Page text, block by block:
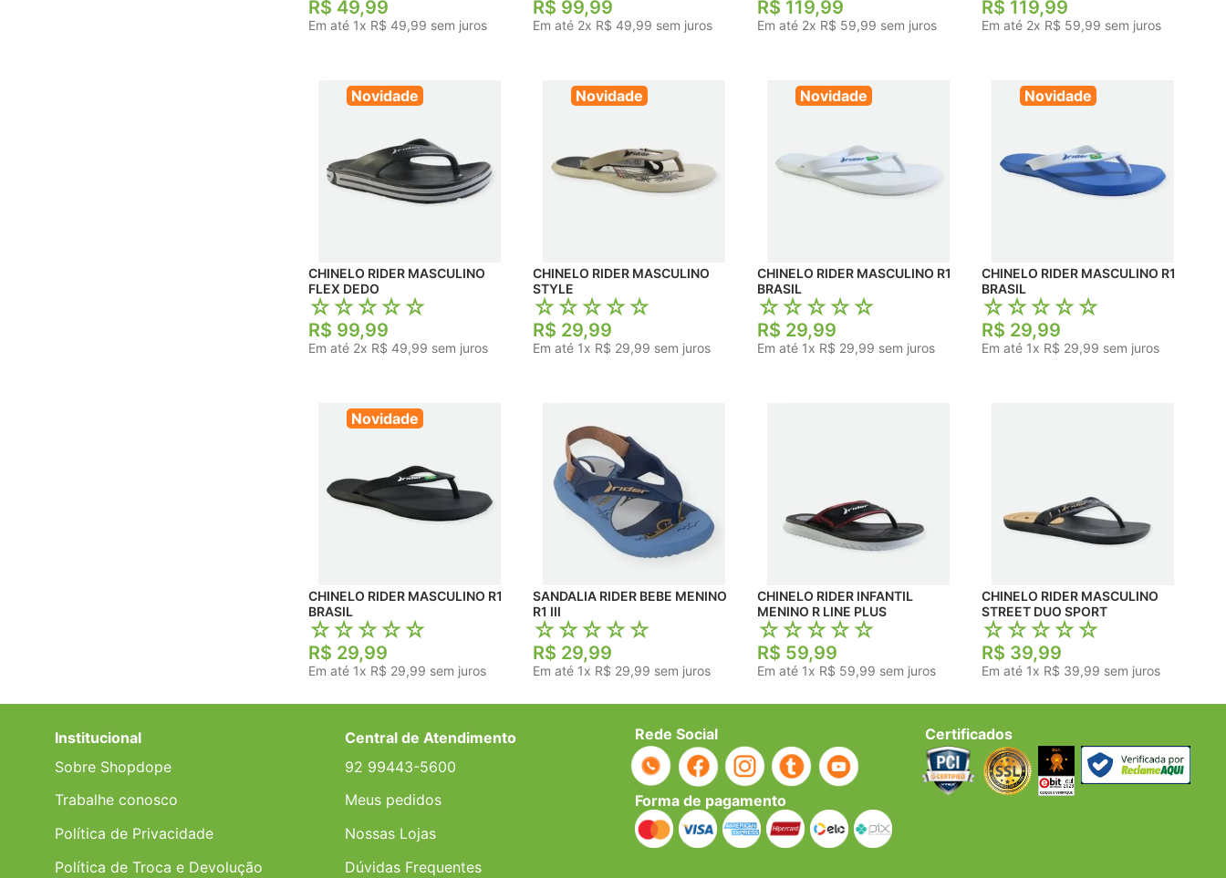
R$ 49,99
Em até 1x R$ 49,99 sem juros
R$ 99,99
Em até 2x R$ 49,99 sem juros
R$ 119,99
Em até 2x R$ 59,99 sem juros
R$ 119,99
Em até 2x R$ 59,99 sem juros
Novidade
CHINELO RIDER MASCULINO
FLEX DEDO
☆☆☆☆☆
R$ 99,99
Em até 2x R$ 49,99 sem juros
Novidade
CHINELO RIDER MASCULINO
STYLE
☆☆☆☆☆
R$ 29,99
Em até 1x R$ 29,99 sem juros
Novidade
CHINELO RIDER MASCULINO R1
BRASIL
☆☆☆☆☆
R$ 29,99
Em até 1x R$ 29,99 sem juros
Novidade
CHINELO RIDER MASCULINO R1
BRASIL
☆☆☆☆☆
R$ 29,99
Em até 1x R$ 29,99 sem juros
Novidade
CHINELO RIDER MASCULINO R1
BRASIL
☆☆☆☆☆
R$ 29,99
Em até 1x R$ 29,99 sem juros
SANDALIA RIDER BEBE MENINO
R1 III
☆☆☆☆☆
R$ 29,99
Em até 1x R$ 29,99 sem juros
CHINELO RIDER INFANTIL
MENINO R LINE PLUS
☆☆☆☆☆
R$ 59,99
Em até 1x R$ 59,99 sem juros
CHINELO RIDER MASCULINO
STREET DUO SPORT
☆☆☆☆☆
R$ 39,99
Em até 1x R$ 39,99 sem juros
Institucional
Sobre Shopdope
Trabalhe conosco
Política de Privacidade
Política de Troca e Devolução
Central de Atendimento
92 99443-5600
Meus pedidos
Nossas Lojas
Dúvidas Frequentes
Rede Social
Forma de pagamento
Certificados